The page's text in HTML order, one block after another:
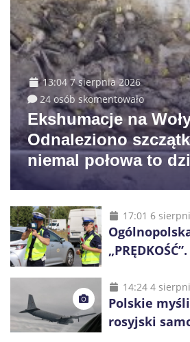
13:04 7 sierpnia 2026
24 osób skomentowało
Ekshumacje na
Odnaleziono
niemal połowa to
17:01 6
14:24 4
Polskie
rosyjski